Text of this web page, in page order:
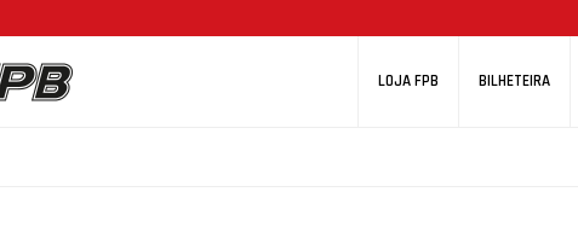
LOJA FPB BILHETEIRA